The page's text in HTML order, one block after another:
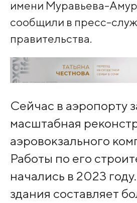
имени Муравьева-
сообщили в пресс-
правительства.
Сейчас в аэропорту
масштабная
аэровокзального
Работы по его
начались в 2023
здания составляет